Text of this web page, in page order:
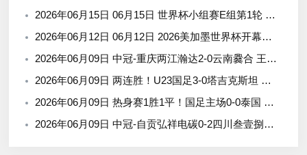
2026年06月15日 06月15日 世界杯小组赛E组第1轮 德国vs库拉索 进球视频
2026年06月12日 06月12日 2026美加墨世界杯开幕式 展现本国多元文化
2026年06月09日 中冠-重庆两江瀚达2-0云南爨合 王维成远射建功
2026年06月09日 两连胜！U23国足3-0塔吉克斯坦 木塔力甫闪击+造点向余望点射
2026年06月09日 热身赛1胜1平！国足主场0-0泰国 张玉宁抢点中柱国足24脚射门未果
2026年06月09日 中冠-自贡弘祥电碳0-2四川叁壹捌重龙 李尚霖、邹齐破门